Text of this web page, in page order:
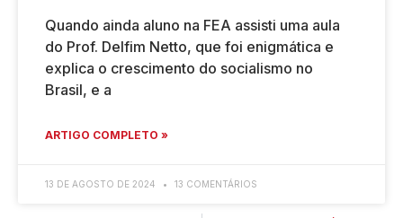
Quando ainda aluno na FEA assisti uma aula
do Prof. Delfim Netto, que foi enigmática e
explica o crescimento do socialismo no
Brasil, e a
ARTIGO COMPLETO »
13 DE AGOSTO DE 2024 13 COMENTÁRIOS